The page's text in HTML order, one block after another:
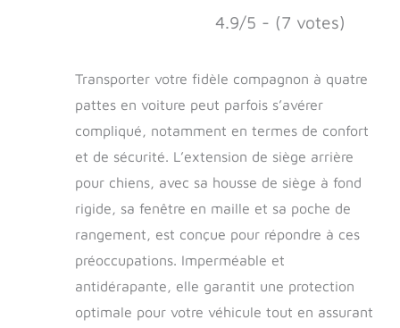
4.9/5 - (7 votes)
Transporter votre fidèle compagnon à quatre
pattes en voiture peut parfois s’avérer
compliqué, notamment en termes de confort
et de sécurité. L’extension de siège arrière
pour chiens, avec sa housse de siège à fond
rigide, sa fenêtre en maille et sa poche de
rangement, est conçue pour répondre à ces
préoccupations. Imperméable et
antidérapante, elle garantit une protection
optimale pour votre véhicule tout en assurant